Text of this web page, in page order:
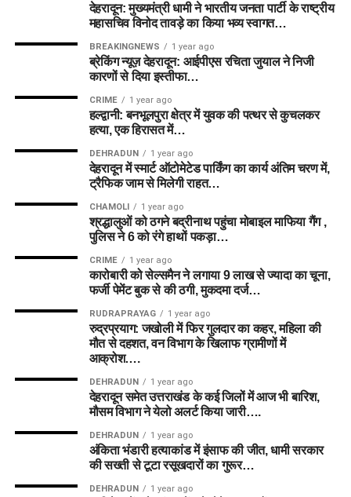
देहरादून: मुख्यमंत्री धामी ने भारतीय जनता पार्टी के राष्ट्रीय
महासचिव विनोद तावड़े का किया भव्य स्वागत…
BREAKINGNEWS 1 year ago
ब्रेकिंग न्यूज़ देहरादून: आईपीएस रचिता जुयाल ने निजी
कारणों से दिया इस्तीफा…
CRIME 1 year ago
हल्द्वानी: बनभूलपुरा क्षेत्र में युवक की पत्थर से कुचलकर
हत्या, एक हिरासत में…
DEHRADUN 1 year ago
देहरादून में स्मार्ट ऑटोमेटेड पार्किंग का कार्य अंतिम चरण में,
ट्रैफिक जाम से मिलेगी राहत…
CHAMOLI 1 year ago
श्रद्धालुओं को ठगने बद्रीनाथ पहुंचा मोबाइल माफिया गैंग ,
पुलिस ने 6 को रंगे हाथों पकड़ा…
CRIME 1 year ago
कारोबारी को सेल्समैन ने लगाया 9 लाख से ज्यादा का चूना,
फर्जी पेमेंट बुक से की ठगी, मुकदमा दर्ज…
RUDRAPRAYAG 1 year ago
रुद्रप्रयाग: जखोली में फिर गुलदार का कहर, महिला की
मौत से दहशत, वन विभाग के खिलाफ ग्रामीणों में
आक्रोश….
DEHRADUN 1 year ago
देहरादून समेत उत्तराखंड के कई जिलों में आज भी बारिश,
मौसम विभाग ने येलो अलर्ट किया जारी….
DEHRADUN 1 year ago
अंकिता भंडारी हत्याकांड में इंसाफ की जीत, धामी सरकार
की सख्ती से टूटा रसूखदारों का गुरूर…
DEHRADUN 1 year ago